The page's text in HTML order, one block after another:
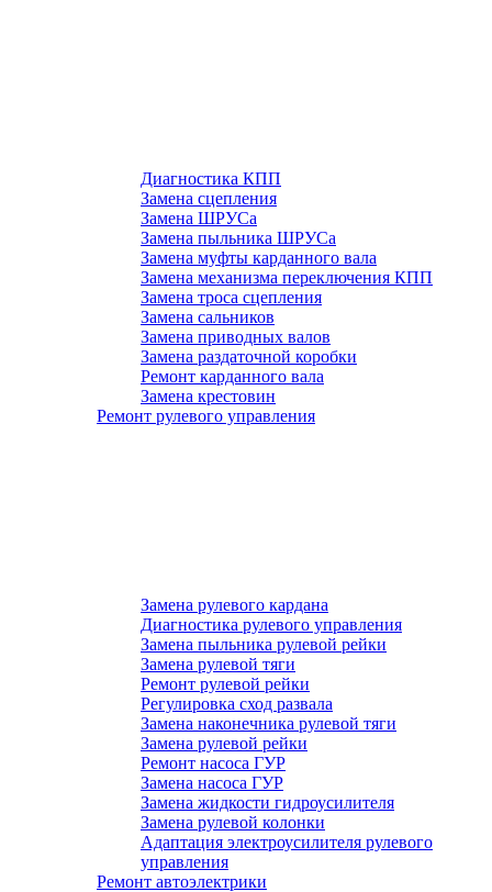
Диагностика КПП
Замена сцепления
Замена ШРУСа
Замена пыльника ШРУСа
Замена муфты карданного вала
Замена механизма переключения КПП
Замена троса сцепления
Замена сальников
Замена приводных валов
Замена раздаточной коробки
Ремонт карданного вала
Замена крестовин
Ремонт рулевого управления
Замена рулевого кардана
Диагностика рулевого управления
Замена пыльника рулевой рейки
Замена рулевой тяги
Ремонт рулевой рейки
Регулировка сход развала
Замена наконечника рулевой тяги
Замена рулевой рейки
Ремонт насоса ГУР
Замена насоса ГУР
Замена жидкости гидроусилителя
Замена рулевой колонки
Адаптация электроусилителя рулевого
управления
Ремонт автоэлектрики